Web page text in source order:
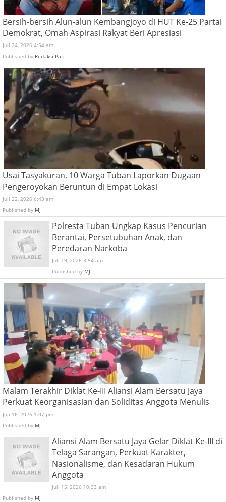
Bersih-bersih Alun-alun Kembangjoyo di HUT Ke-25 Partai
Demokrat, Omah Aspirasi Rakyat Beri Apresiasi
Juli 24, 2026 4:54 am
Published by Redaksi Pati
Usai Tasyakuran, 10 Warga Tuban Laporkan Dugaan
Pengeroyokan Beruntun di Empat Lokasi
Juli 22, 2026 6:43 am
Published by MJ
Polresta Tuban Ungkap Kasus Pencurian
Berantai, Persetubuhan Anak, dan
Peredaran Narkoba
Juli 19, 2026 3:54 am
Published by MJ
Malam Terakhir Diklat Ke-III Aliansi Alam Bersatu Jaya
Perkuat Keorganisasian dan Soliditas Anggota Menulis
Juli 16, 2026 1:07 pm
Published by MJ
Aliansi Alam Bersatu Jaya Gelar Diklat Ke-III di
Telaga Sarangan, Perkuat Karakter,
Nasionalisme, dan Kesadaran Hukum
Anggota
Juli 15, 2026 10:33 am
Published by MJ